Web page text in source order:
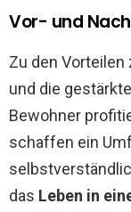
Vor- und
Zu den
und die
Bewohner
schaffen ein
das Leben in